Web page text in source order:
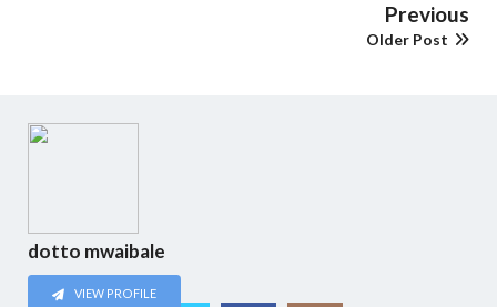
Previous
Older Post
dotto mwaibale
VIEW PROFILE